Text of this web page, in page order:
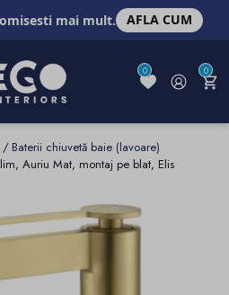
mai mult. AFLA CUM
0 0
Baterii chiuvetă baie (lavoare)
Auriu Mat, montaj pe blat, Elis